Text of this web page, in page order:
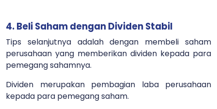
4. Beli Saham dengan Dividen Stabil
Tips selanjutnya adalah dengan membeli saham
perusahaan yang memberikan dividen kepada para
pemegang sahamnya.
Dividen merupakan pembagian laba perusahaan
kepada para pemegang saham.